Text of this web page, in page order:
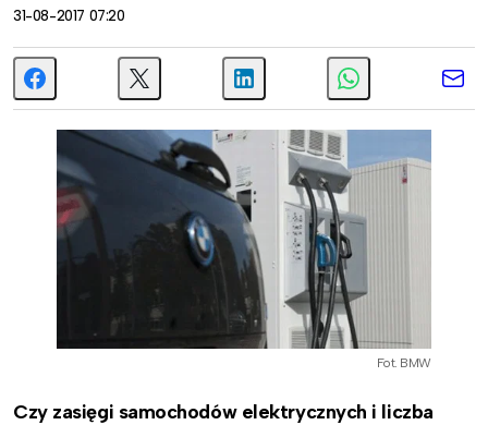
31-08-2017 07:20
Fot. BMW
Czy zasięgi samochodów elektrycznych i liczba